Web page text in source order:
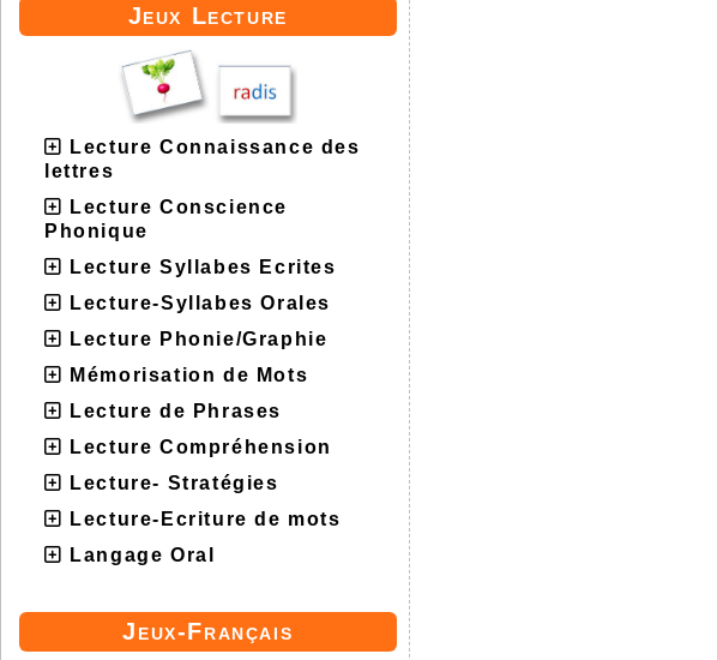
Jeux Lecture
Lecture Connaissance des
lettres
Lecture Conscience
Phonique
Lecture Syllabes Ecrites
Lecture-Syllabes Orales
Lecture Phonie/Graphie
Mémorisation de Mots
Lecture de Phrases
Lecture Compréhension
Lecture- Stratégies
Lecture-Ecriture de mots
Langage Oral
Jeux-Français